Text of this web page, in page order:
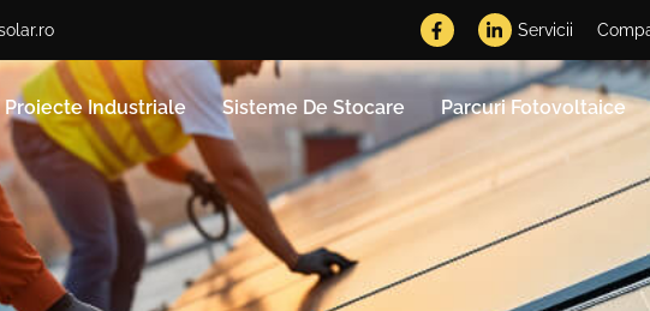
Servicii
Proiecte Industriale Sisteme De Stocare Parcuri Fotovoltaice